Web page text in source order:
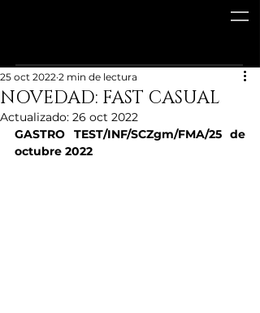
NOVEDAD: FAST CASUAL
25 oct 2022 2 min de lectura
Actualizado: 26 oct 2022
GASTRO TEST/INF/SCZgm/FMA/25 de
octubre 2022